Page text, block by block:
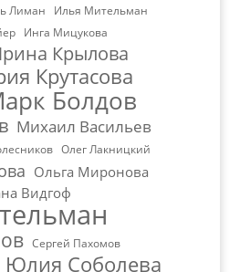
Лиман
Илья Мительман
Инга Мицукова
Крылова
Крутасова
Болдов
Михаил Васильев
Олег Лакницкий
Ольга Миронова
Видгоф
Сергей Пахомов
Юлия Соболева